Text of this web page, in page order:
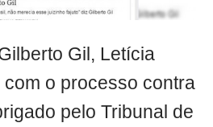
Gil, Letícia
o processo contra
pelo Tribunal de